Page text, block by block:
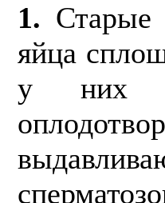
1. Старые
яйца
у них